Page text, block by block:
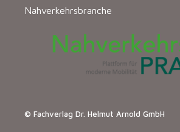
Nahverkehrsbranche
© Fachverlag Dr. Helmut Arnold GmbH